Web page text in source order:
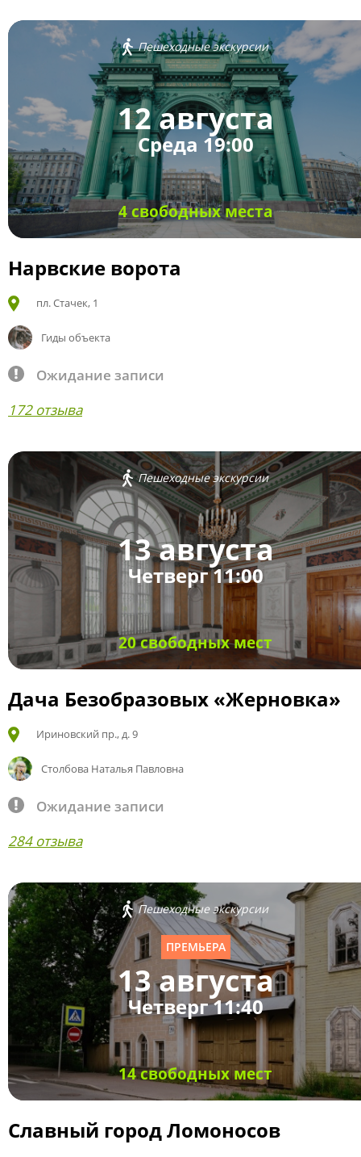
Пешеходные экскурсии
12 августа
Среда 19:00
4 свободных места
Нарвские ворота
пл. Стачек, 1
Гиды объекта
Ожидание записи
172 отзыва
Пешеходные экскурсии
13 августа
Четверг 11:00
20 свободных мест
Дача Безобразовых «Жерновка»
Ириновский пр., д. 9
Столбова Наталья Павловна
Ожидание записи
284 отзыва
Пешеходные экскурсии
ПРЕМЬЕРА
13 августа
Четверг 11:40
14 свободных мест
Славный город Ломоносов